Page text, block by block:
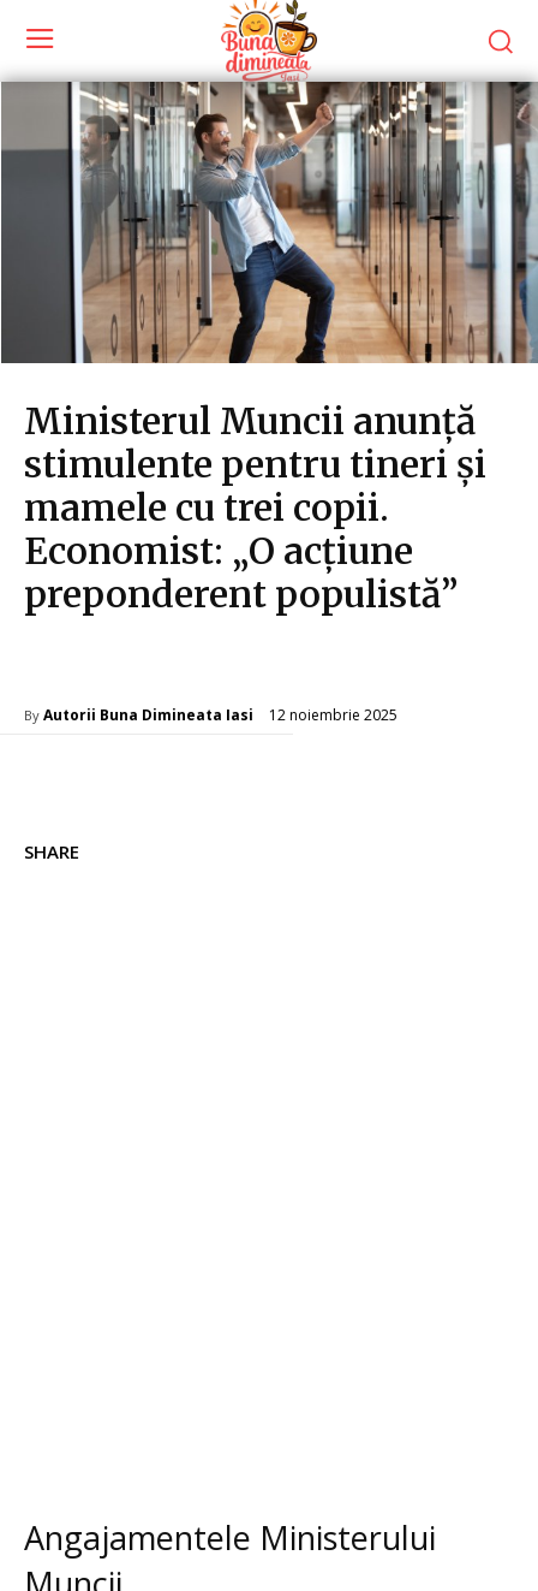
Ministerul Muncii anunță
stimulente pentru tineri și
mamele cu trei copii.
Economist: „O acțiune
preponderent populistă”
By Autorii Buna Dimineata Iasi 12 noiembrie 2025
SHARE
Angajamentele Ministerului